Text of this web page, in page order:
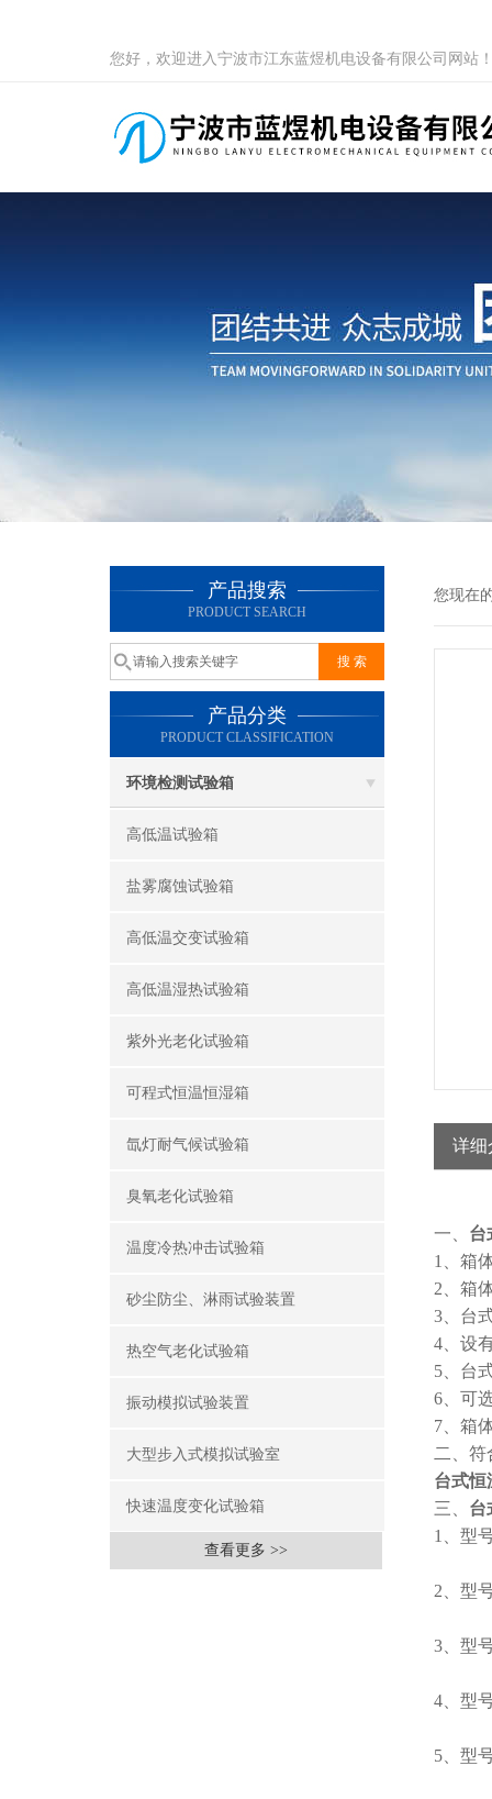
您好，欢迎进入宁波市江东蓝煜机电设备有限公司网站
产品搜索
PRODUCT SEARCH
产品分类
PRODUCT CLASSIFICATION
环境检测试验箱
高低温试验箱
盐雾腐蚀试验箱
高低温交变试验箱
高低温湿热试验箱
紫外光老化试验箱
可程式恒温恒湿箱
氙灯耐气候试验箱
臭氧老化试验箱
温度冷热冲击试验箱
砂尘防尘、淋雨试验装置
热空气老化试验箱
振动模拟试验装置
大型步入式模拟试验室
快速温度变化试验箱
查看更多 >>
您现在
详细
一、 台
1、箱
2、箱
3、台
4、设
5、台
6、可
7、箱
二、符
台式恒
三、 台
1、型
2、型
3、型
4、型
5、型